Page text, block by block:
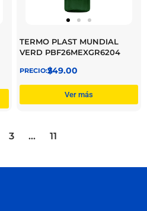
TERMO PLAST MUNDIAL
VERD PBF26MEXGR6204
$
249.00
Ver más
3 … 11